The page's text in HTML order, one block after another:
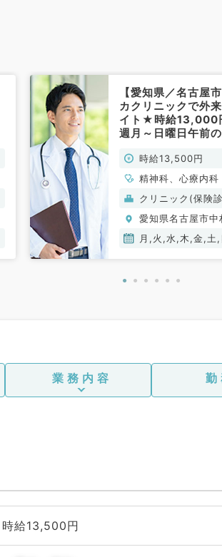
【愛知県／名古屋
カクリニックで外
イト★時給
週月～日曜日午前の
先生も歓迎～（精神
常勤）
時給13,500円
精神科、心療内科
クリニック(保険
愛知県名古屋市中
月,火,水,木,金,土,
業務内容
時給13,500円